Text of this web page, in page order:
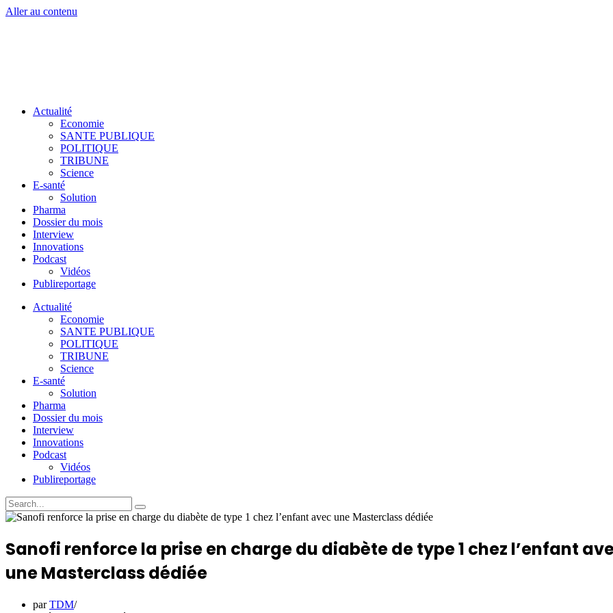
Aller au contenu
Actualité
Economie
SANTE PUBLIQUE
POLITIQUE
TRIBUNE
Science
E-santé
Solution
Pharma
Dossier du mois
Interview
Innovations
Podcast
Vidéos
Publireportage
Actualité
Economie
SANTE PUBLIQUE
POLITIQUE
TRIBUNE
Science
E-santé
Solution
Pharma
Dossier du mois
Interview
Innovations
Podcast
Vidéos
Publireportage
Sanofi renforce la prise en charge du diabète de type 1 chez l’enfant
une Masterclass dédiée
parTDM